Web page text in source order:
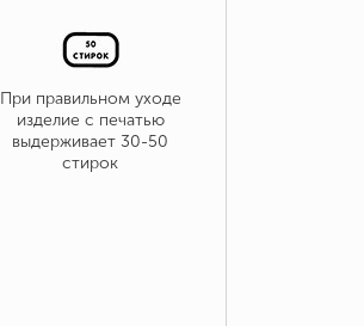
При правильном уходе
изделие с печатью
выдерживает 30-50
стирок